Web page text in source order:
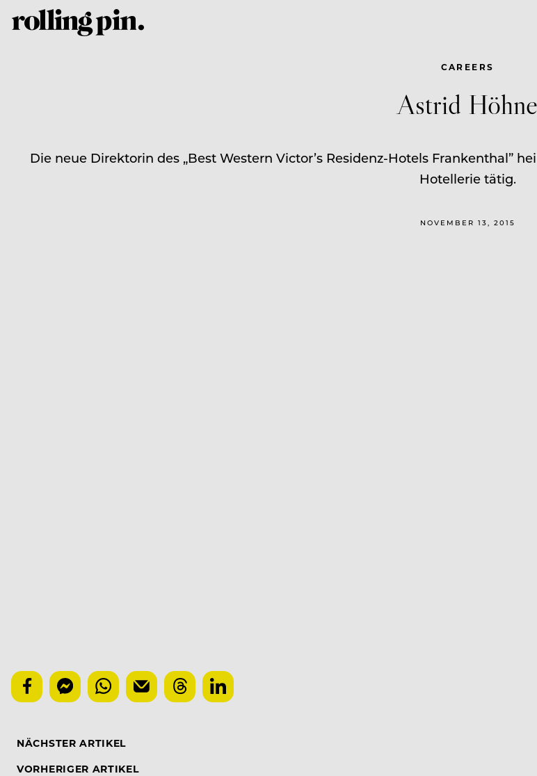
CAREERS
Astrid Höhne
Die neue Direktorin des „Best Western Victor’s Residenz-Hotels Frankenthal”
Hotellerie tätig.
NOVEMBER 13, 2015
NÄCHSTER ARTIKEL
VORHERIGER ARTIKEL